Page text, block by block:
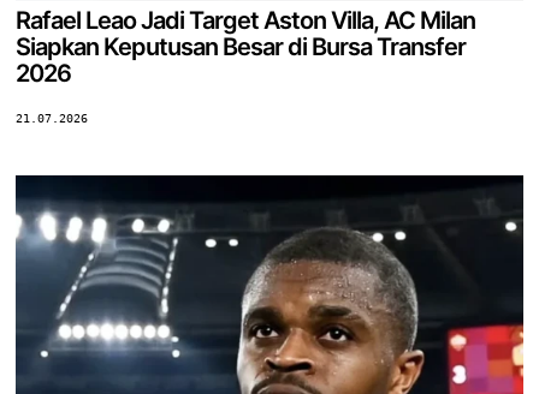
Rafael Leao Jadi Target Aston Villa, AC Milan
Siapkan Keputusan Besar di Bursa Transfer
2026
21.07.2026